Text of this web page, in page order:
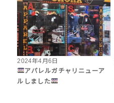
2024年4月6日
アパレルガチャリニューア
ルしました